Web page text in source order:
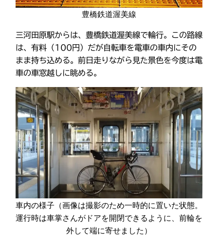
豊橋鉄道渥美線
三河田原駅からは、豊橋鉄道渥美線で輪行。この路線
は、有料（100円）だが自転車を電車の車内にその
まま持ち込める。前日走りながら見た景色を今度は電
車の車窓越しに眺める。
車内の様子（画像は撮影のため一時的に置いた状態。
運行時は車掌さんがドアを開閉できるように、前輪を
外して端に寄せました）